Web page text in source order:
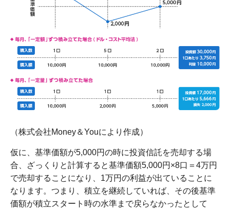
（株式会社Money＆Youにより作成）
仮に、基準価額が5,000円の時に投資信託を売却する場
合、ざっくりと計算すると基準価額5,000円×8口＝4万円
で売却することになり、1万円の利益が出ていることに
なります。つまり、積立を継続していれば、その後基準
価額が積立スタート時の水準まで戻らなかったとして